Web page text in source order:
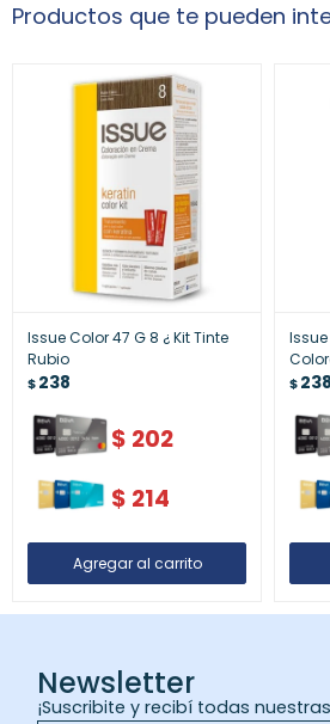
Productos que te pueden
Issue Color 47 G 8 ¿ Kit Tinte
Rubio
$238
$ 202
$ 214
Issue
$238
Newsletter
¡Suscribite y recibí todas